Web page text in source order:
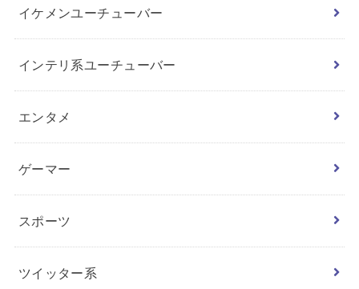
イケメンユーチューバー
インテリ系ユーチューバー
エンタメ
ゲーマー
スポーツ
ツイッター系